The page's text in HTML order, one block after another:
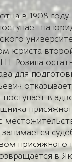
в 1908 году
на
юриста
Розина
для
в
присяжного
в